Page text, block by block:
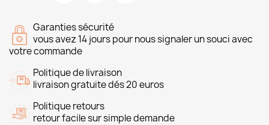
Garanties sécurité
vous avez 14 jours pour nous signaler un souci avec
votre commande
Politique de livraison
livraison gratuite dés 20 euros
Politique retours
retour facile sur simple demande